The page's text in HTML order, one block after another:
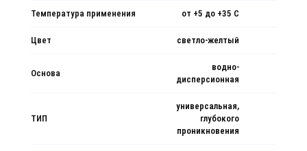
Температура применения от +5 до +35 C
Цвет светло-желтый
Основа
водно-
дисперсионная
ТИП
универсальная,
глубокого
проникновения